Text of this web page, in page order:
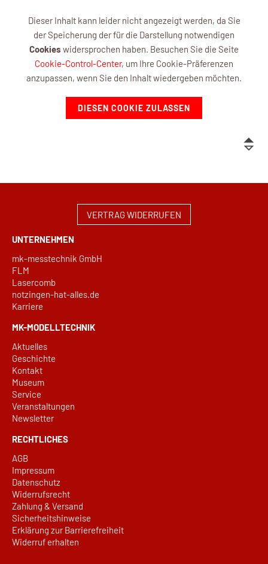
Dieser Inhalt kann leider nicht angezeigt werden, da Sie
der Speicherung der für die Darstellung notwendigen
Cookies widersprochen haben. Besuchen Sie die Seite
Cookie-Control-Center, um Ihre Cookie-Präferenzen
anzupassen, wenn Sie den Inhalt wiedergeben möchten.
DIESEN COOKIE ZULASSEN
VERTRAG WIDERRUFEN
UNTERNEHMEN
mk-messtechnik GmbH
FLM
Lasercomb
notzingen-hat-alles.de
Karriere
MK-MODELLTECHNIK
Aktuelles
Geschichte
Kontakt
Museum
Service
Veranstaltungen
Newsletter
RECHTLICHES
AGB
Impressum
Datenschutz
Widerrufsrecht
Zahlung & Versand
Sicherheitshinweise
Erklärung zur Barrierefreiheit
Widerruf erhalten